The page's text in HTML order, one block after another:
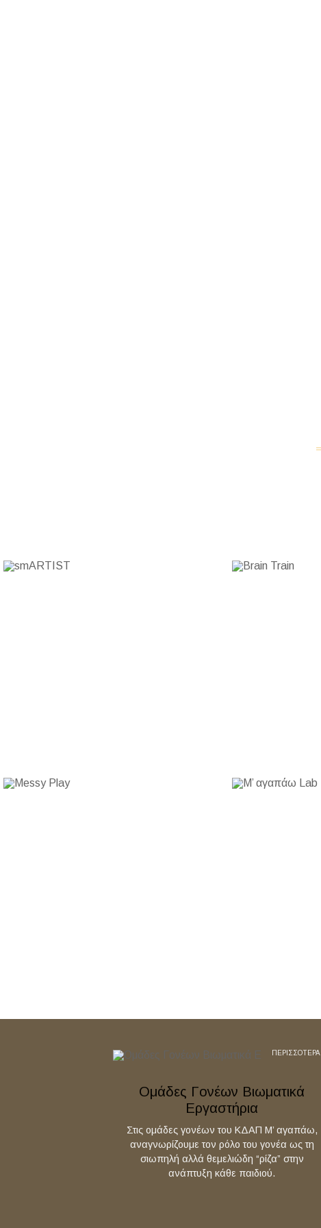
ΠΕΡΙΣΣΟΤΕΡΑ
Ομάδες Γονέων Βιωματικά
Εργαστήρια
Στις ομάδες γονέων του ΚΔΑΠ Μ’ αγαπάω,
αναγνωρίζουμε τον ρόλο του γονέα ως τη
σιωπηλή αλλά θεμελιώδη “ρίζα” στην
ανάπτυξη κάθε παιδιού.